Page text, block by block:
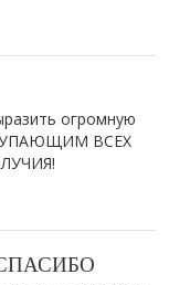
огромную
ВСЕХ
СПАСИБО